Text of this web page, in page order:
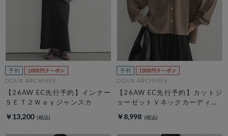
DOUX ARCHIVES
【26AW EC先行予約】インナー
ＳＥＴ２Ｗａｙジャンスカ
￥13,200
DOUX ARCHIVES
【26AW EC先行予約】カットジ
ョーゼットＶネックカーディガ
￥8,998